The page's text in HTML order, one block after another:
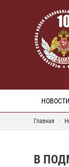
НОВОСТИ
Главная
В